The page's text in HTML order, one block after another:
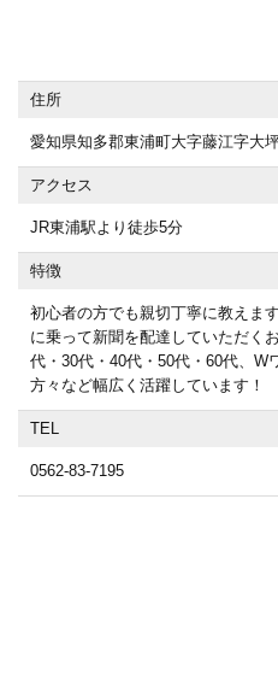
住所
愛知県知多郡東浦町大字藤江字大
アクセス
JR東浦駅より徒歩5分
特徴
初心者の方でも親切丁寧に教えま
に乗って新聞を配達していただ
代・30代・40代・50代・60代、W
方々など幅広く活躍しています！
TEL
0562-83-7195